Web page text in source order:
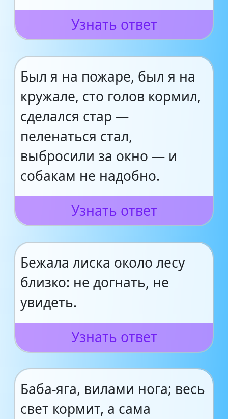
Узнать ответ
Был я на пожаре, был я на
кружале, сто голов кормил,
сделался стар —
пеленаться стал,
выбросили за окно — и
собакам не надобно.
Узнать ответ
Бежала лиска около лесу
близко: не догнать, не
увидеть.
Узнать ответ
Баба-яга, вилами нога; весь
свет кормит, а сама